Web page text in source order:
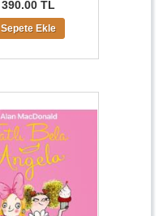
390.00 TL
Sepete Ekle